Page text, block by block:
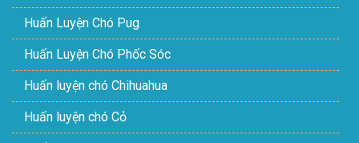
Huấn Luyện Chó Pug
Huấn Luyện Chó Phốc Sóc
Huấn luyện chó Chihuahua
Huấn luyện chó Cỏ